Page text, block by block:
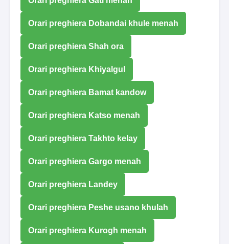
Orari preghiera Dobandai khule menah
Orari preghiera Shah ora
Orari preghiera Khiyalgul
Orari preghiera Bamat kandow
Orari preghiera Katso menah
Orari preghiera Takhto kelay
Orari preghiera Gargo menah
Orari preghiera Landey
Orari preghiera Peshe usano khulah
Orari preghiera Kurogh menah